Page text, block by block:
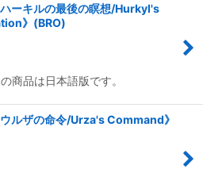
ーキルの最後の瞑想/Hurkyl's
》(BRO)
商品は日本語版です。
ルザの命令/Urza's Command》